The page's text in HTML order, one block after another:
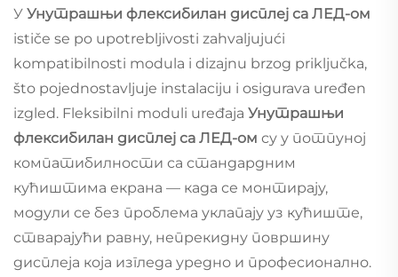
У Унутрашњи флексибилан дисплеј са ЛЕД-ом
ističe se po upotrebljivosti zahvaljujući
kompatibilnosti modula i dizajnu brzog priključka,
što pojednostavljuje instalaciju i osigurava uređen
izgled. Fleksibilni moduli uređaja Унутрашњи
флексибилан дисплеј са ЛЕД-ом су у потпуној
компатибилности са стандардним
кућиштима екрана — када се монтирају,
модули се без проблема уклапају уз кућиште,
стварајући равну, непрекидну површину
дисплеја која изгледа уредно и професионално.